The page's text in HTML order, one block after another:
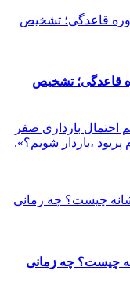
قاعدگی؛ تشخیص
احتمال بارداری صفر
،باردار شویم؟».
چیست؟ چه زمانی